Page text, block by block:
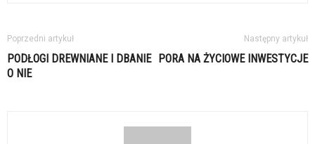
Poprzedni artykuł
PODŁOGI DREWNIANE I DBANIE
O NIE
Następny artykuł
PORA NA ŻYCIOWE INWESTYCJE